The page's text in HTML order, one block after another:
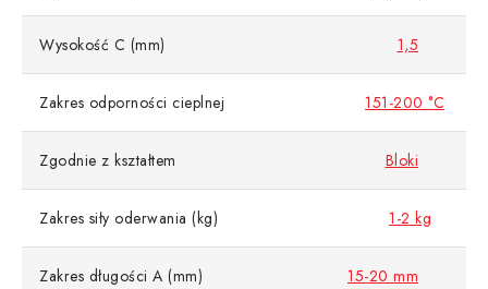
Wysokość C (mm) 1,5
Zakres odporności cieplnej 151-200 °C
Zgodnie z kształtem Bloki
Zakres siły oderwania (kg) 1-2 kg
Zakres długości A (mm) 15-20 mm